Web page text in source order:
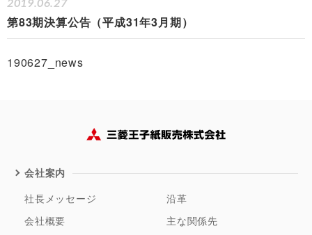
第83期決算公告（平成31年3月期）
190627_news
会社案内
社長メッセージ
会社概要
沿革
主な関係先